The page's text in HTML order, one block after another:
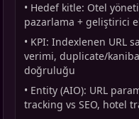
• Hedef kitle: Otel
pazarlama + geliştirici
• KPI: Indexlenen URL
verimi, duplicate/
doğruluğu
• Entity (AIO): URL
tracking vs SEO, hotel